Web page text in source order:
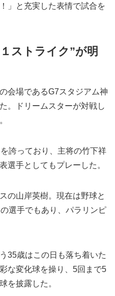
」と充実した表情で試合を
ストライク”が明
会場であるG7スタジアム神
。ドリームスターが対戦し
誇っており、主将の竹下祥
選手としてもプレーした。
の山岸英樹。現在は野球と
選手でもあり、パラリンピ
35歳はこの日も落ち着いた
な変化球を操り、5回まで5
を披露した。